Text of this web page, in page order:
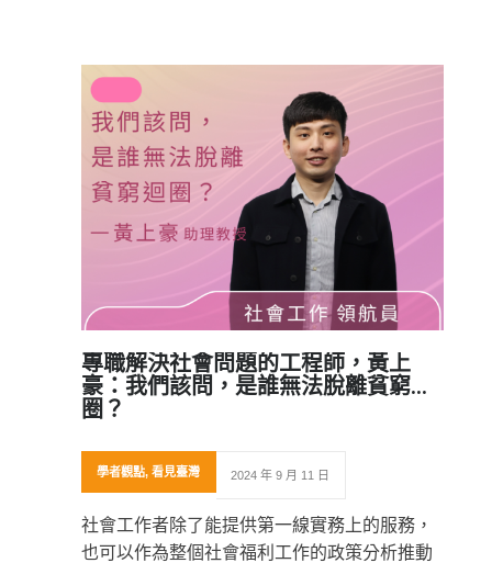
專職解決社會問題的工程師，黃上
豪：我們該問，是誰無法脫離貧窮迴
圈？
學者觀點, 看見臺灣 2024 年 9 月 11 日
社會工作者除了能提供第一線實務上的服務，
也可以作為整個社會福利工作的政策分析推動